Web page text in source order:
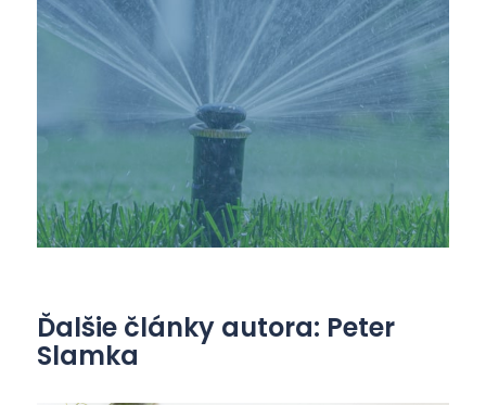
Ďalšie články autora: Peter
Slamka